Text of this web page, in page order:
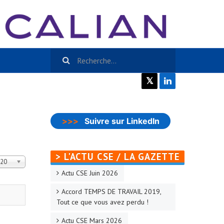
𝕏
Affichage #
20
>>> Suivre sur LinkedIn
> L'ACTU CSE / LA GAZETTE
Actu CSE Juin 2026
Accord TEMPS DE TRAVAIL 2019,
Tout ce que vous avez perdu !
Actu CSE Mars 2026